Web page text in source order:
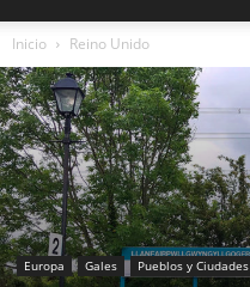
Inicio Reino Unido
Europa Gales Pueblos y Ciudades